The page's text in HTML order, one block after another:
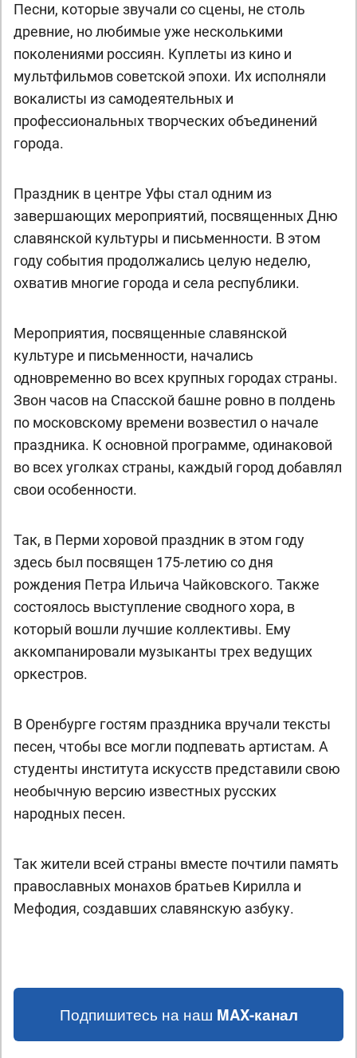
Песни, которые звучали со сцены, не столь
древние, но любимые уже несколькими
поколениями россиян. Куплеты из кино и
мультфильмов советской эпохи. Их исполняли
вокалисты из самодеятельных и
профессиональных творческих объединений
города.
Праздник в центре Уфы стал одним из
завершающих мероприятий, посвященных Дню
славянской культуры и письменности. В этом
году события продолжались целую неделю,
охватив многие города и села республики.
Мероприятия, посвященные славянской
культуре и письменности, начались
одновременно во всех крупных городах страны.
Звон часов на Спасской башне ровно в полдень
по московскому времени возвестил о начале
праздника. К основной программе, одинаковой
во всех уголках страны, каждый город добавлял
свои особенности.
Так, в Перми хоровой праздник в этом году
здесь был посвящен 175-летию со дня
рождения Петра Ильича Чайковского. Также
состоялось выступление сводного хора, в
который вошли лучшие коллективы. Ему
аккомпанировали музыканты трех ведущих
оркестров.
В Оренбурге гостям праздника вручали тексты
песен, чтобы все могли подпевать артистам. А
студенты института искусств представили свою
необычную версию известных русских
народных песен.
Так жители всей страны вместе почтили память
православных монахов братьев Кирилла и
Мефодия, создавших славянскую азбуку.
Подпишитесь на наш MAX-канал